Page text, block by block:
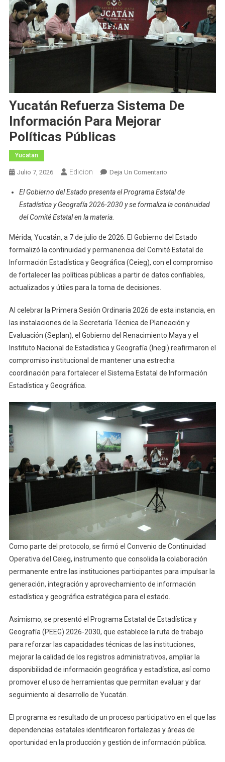
Yucatán Refuerza Sistema De
Información Para Mejorar
Políticas Públicas
Yucatan
Julio 7, 2026 Edicion Deja Un ComentarioEn
Refuerza
Sistema
Para
Mejorar
Políticas
Públicas
El Gobierno del Estado presenta el Programa Estatal de
Estadística y Geografía 2026-2030 y se formaliza la continuidad
del Comité Estatal en la materia.
Mérida, Yucatán, a 7 de julio de 2026. El Gobierno del Estado
formalizó la continuidad y permanencia del Comité Estatal de
Información Estadística y Geográfica (Ceieg), con el compromiso
de fortalecer las políticas públicas a partir de datos confiables,
actualizados y útiles para la toma de decisiones.
Al celebrar la Primera Sesión Ordinaria 2026 de esta instancia, en
las instalaciones de la Secretaría Técnica de Planeación y
Evaluación (Seplan), el Gobierno del Renacimiento Maya y el
Instituto Nacional de Estadística y Geografía (Inegi) reafirmaron el
compromiso institucional de mantener una estrecha
coordinación para fortalecer el Sistema Estatal de Información
Estadística y Geográfica.
Como parte del protocolo, se firmó el Convenio de Continuidad
Operativa del Ceieg, instrumento que consolida la colaboración
permanente entre las instituciones participantes para impulsar la
generación, integración y aprovechamiento de información
estadística y geográfica estratégica para el estado.
Asimismo, se presentó el Programa Estatal de Estadística y
Geografía (PEEG) 2026-2030, que establece la ruta de trabajo
para reforzar las capacidades técnicas de las instituciones,
mejorar la calidad de los registros administrativos, ampliar la
disponibilidad de información geográfica y estadística, así como
promover el uso de herramientas que permitan evaluar y dar
seguimiento al desarrollo de Yucatán.
El programa es resultado de un proceso participativo en el que las
dependencias estatales identificaron fortalezas y áreas de
oportunidad en la producción y gestión de información pública.